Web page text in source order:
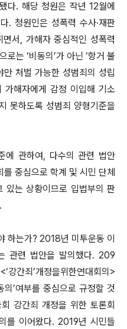
다. 해당 청원은 작년 12월에
. 청원인은 성폭력 수사·재판
서, 가해자 중심적인 성폭력
는 ‘비동의’가 아닌 ‘항거 불
만 처벌 가능한 성범죄의 성립
가해자에게 감정 이입해 기소
못하도록 성범죄 양형기준을
에 관하여, 다수의 관련 법안
중심으로 학계 및 시민 단체
있는 상황이므로 입법부의 판
하는가? 2018년 미투운동 이
관련 법안을 발의했다. 209
간죄’개정을위한연대회의>
’여부를 중심으로 규정할 것
강간죄 개정을 위한 토론회
를 이어왔다. 2019년 시민들